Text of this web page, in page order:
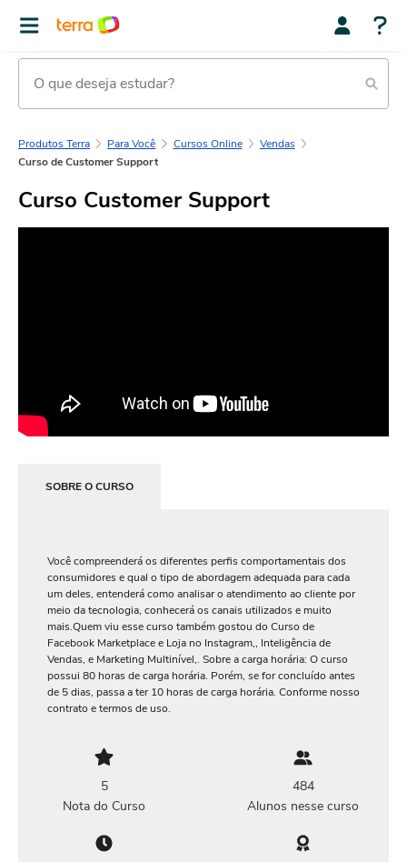
Produtos Terra Para Você Cursos Online
Vendas
Curso de Customer Support
Curso Customer Support
SOBRE O CURSO
Você compreenderá os diferentes perfis comportamentais dos
consumidores e qual o tipo de abordagem adequada para cada
um deles, entenderá como analisar o atendimento ao cliente por
meio da tecnologia, conhecerá os canais utilizados e muito
mais.Quem viu esse curso também gostou do Curso de
Facebook Marketplace e Loja no Instagram,, Inteligência de
Vendas, e Marketing Multinível,. Sobre a carga horária: O curso
possui 80 horas de carga horária. Porém, se for concluído antes
de 5 dias, passa a ter 10 horas de carga horária. Conforme nosso
contrato e termos de uso.
5
Nota do Curso
484
Alunos nesse curso